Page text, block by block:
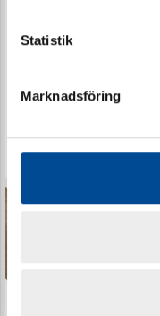
Statistik
Marknadsföring
golvsockel 5076 Ek